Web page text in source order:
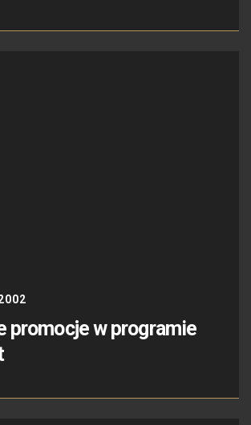
promocje w programie